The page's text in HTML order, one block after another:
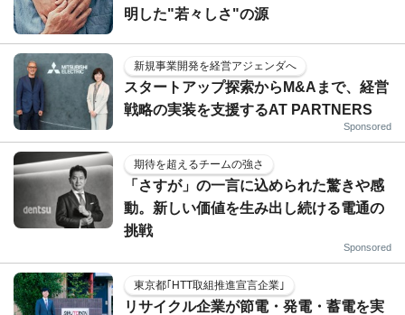
明した"若々しさ"の源
新規事業開発を経営アジェンダへ
スタートアップ探索からM&Aまで、経営
戦略の実装を支援するAT PARTNERS
Sponsored
期待を超えるチームの強さ
「さすが」の一言に込められた驚きや感
動。新しい価値を生み出し続ける電通の
挑戦
Sponsored
東京都｢HTT取組推進宣言企業｣
リサイクル企業が節電・発電・蓄電を実